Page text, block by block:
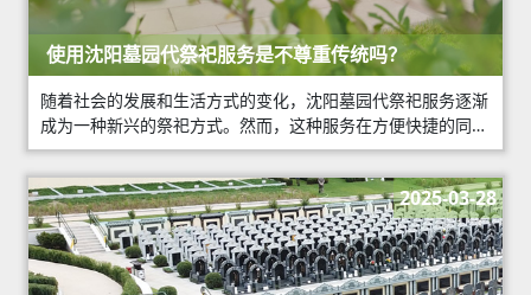
使用沈阳墓园代祭祀服务是不尊重传统吗？
随着社会的发展和生活方式的变化，沈阳墓园代祭祀服务逐渐
成为一种新兴的祭祀方式。然而，这种服务在方便快捷的同
时，也引发了一些争议，有人认为使用代祭祀服务是不尊重传
统的表现。那么，使用沈阳墓园代祭祀服务是
2025-03-28